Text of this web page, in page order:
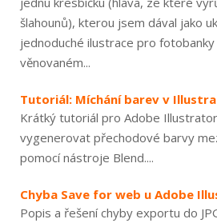
šlahounů), kterou jsem dával jako
jednoduché ilustrace pro fotobanky
věnovaném...
Tutoriál: Míchání barev v
Krátký tutoriál pro Adobe
vygenerovat přechodové barvy
pomocí nástroje Blend....
Chyba Save for web u Adobe
Popis a řešení chyby exportu do